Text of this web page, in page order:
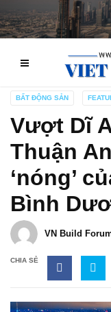
BẤT ĐỘNG SẢN
Vượt Dĩ
Thuận
‘nóng’
Bình
VN Build
CHIA SẺ